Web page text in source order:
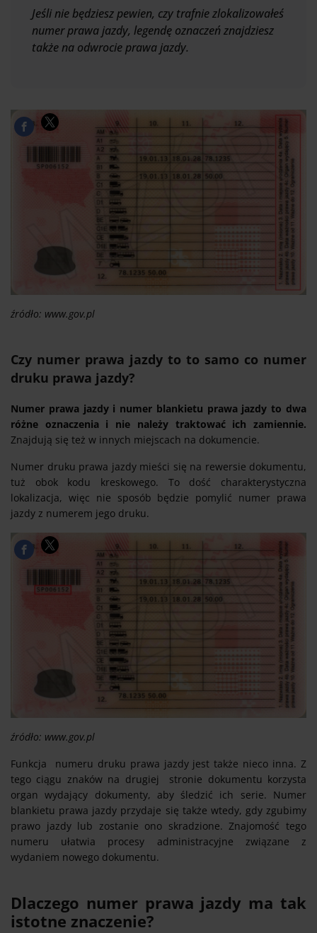
Jeśli nie będziesz pewien, czy trafnie zlokalizowałeś
numer prawa jazdy, legendę oznaczeń znajdziesz
także na odwrocie prawa jazdy.
źródło: www.gov.pl
Czy numer prawa jazdy to to samo co numer
druku prawa jazdy?
Numer prawa jazdy i numer blankietu prawa jazdy to dwa
różne oznaczenia i nie należy traktować ich zamiennie.
Znajdują się też w innych miejscach na dokumencie.
Numer druku prawa jazdy mieści się na rewersie dokumentu,
tuż obok kodu kreskowego. To dość charakterystyczna
lokalizacja, więc nie sposób będzie pomylić numer prawa
jazdy z numerem jego druku.
źródło: www.gov.pl
Funkcja numeru druku prawa jazdy jest także nieco inna. Z
tego ciągu znaków na drugiej stronie dokumentu korzysta
organ wydający dokumenty, aby śledzić ich serie. Numer
blankietu prawa jazdy przydaje się także wtedy, gdy zgubimy
prawo jazdy lub zostanie ono skradzione. Znajomość tego
numeru ułatwia procesy administracyjne związane z
wydaniem nowego dokumentu.
Dlaczego numer prawa jazdy ma tak
istotne znaczenie?